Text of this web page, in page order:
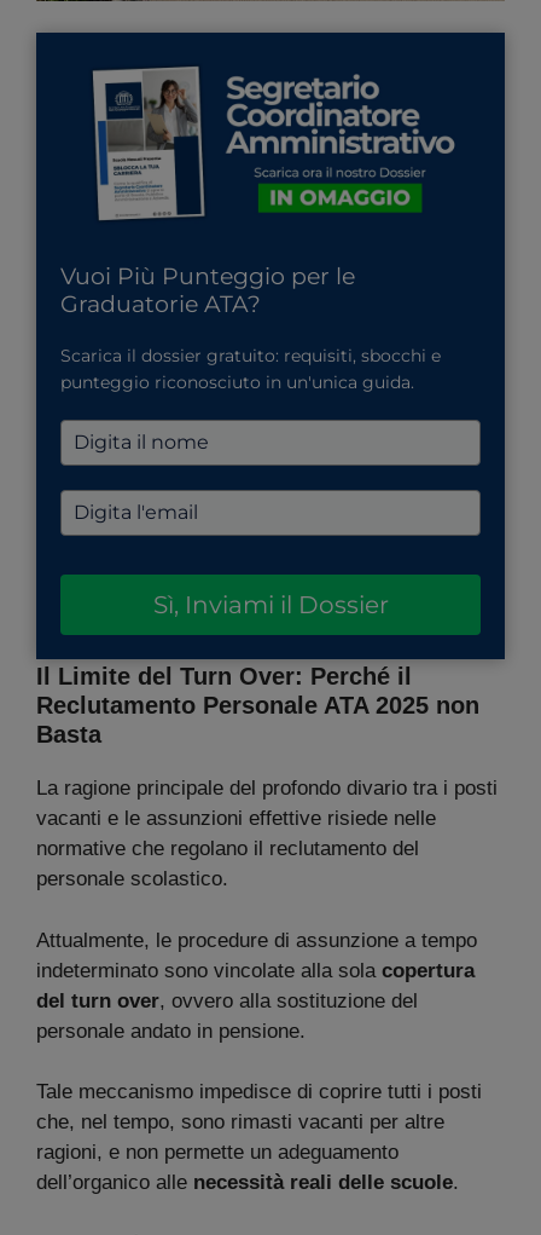
Vuoi Più Punteggio per le
Graduatorie ATA?
Scarica il dossier gratuito: requisiti, sbocchi e
punteggio riconosciuto in un'unica guida.
Sì, Inviami il Dossier
Il Limite del Turn Over: Perché il
Reclutamento Personale ATA 2025 non
Basta
La ragione principale del profondo divario tra i posti
vacanti e le assunzioni effettive risiede nelle
normative che regolano il reclutamento del
personale scolastico.
Attualmente, le procedure di assunzione a tempo
indeterminato sono vincolate alla sola copertura
del turn over, ovvero alla sostituzione del
personale andato in pensione.
Tale meccanismo impedisce di coprire tutti i posti
che, nel tempo, sono rimasti vacanti per altre
ragioni, e non permette un adeguamento
dell’organico alle necessità reali delle scuole.